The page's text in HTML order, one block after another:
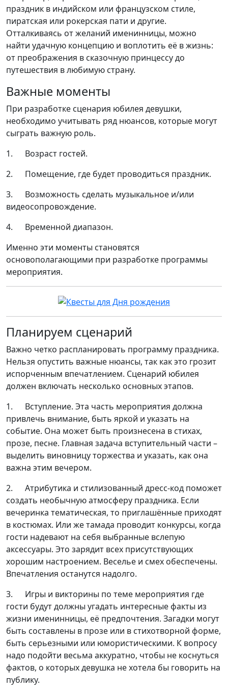
праздник в индийском или французском стиле,
пиратская или рокерская пати и другие.
Отталкиваясь от желаний именинницы, можно
найти удачную концепцию и воплотить её в жизнь:
от преображения в сказочную принцессу до
путешествия в любимую страну.
Важные моменты
При разработке сценария юбилея девушки,
необходимо учитывать ряд нюансов, которые могут
сыграть важную роль.
1. Возраст гостей.
2. Помещение, где будет проводиться праздник.
3. Возможность сделать музыкальное и/или
видеосопровождение.
4. Временной диапазон.
Именно эти моменты становятся
основополагающими при разработке программы
мероприятия.
Планируем сценарий
Важно четко распланировать программу праздника.
Нельзя опустить важные нюансы, так как это грозит
испорченным впечатлением. Сценарий юбилея
должен включать несколько основных этапов.
1. Вступление. Эта часть мероприятия должна
привлечь внимание, быть яркой и указать на
событие. Она может быть произнесена в стихах,
прозе, песне. Главная задача вступительный части –
выделить виновницу торжества и указать, как она
важна этим вечером.
2. Атрибутика и стилизованный дресс-код поможет
создать необычную атмосферу праздника. Если
вечеринка тематическая, то приглашённые приходят
в костюмах. Или же тамада проводит конкурсы, когда
гости надевают на себя выбранные вслепую
аксессуары. Это зарядит всех присутствующих
хорошим настроением. Веселье и смех обеспечены.
Впечатления останутся надолго.
3. Игры и викторины по теме мероприятия где
гости будут должны угадать интересные факты из
жизни именинницы, её предпочтения. Загадки могут
быть составлены в прозе или в стихотворной форме,
быть серьезными или юмористическими. К вопросу
надо подойти весьма аккуратно, чтобы не коснуться
фактов, о которых девушка не хотела бы говорить на
публику.